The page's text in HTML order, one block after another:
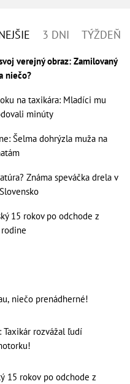
3 DNI TÝŽDEŇ
verejný obraz: Zamilovaný
niečo?
na taxikára: Mladíci mu
minúty
Šelma dohrýzla muža na
Známa speváčka drela v
15 rokov po odchode z
rodine
niečo prenádherné!
rozvážal ľudí
15 rokov po odchode z